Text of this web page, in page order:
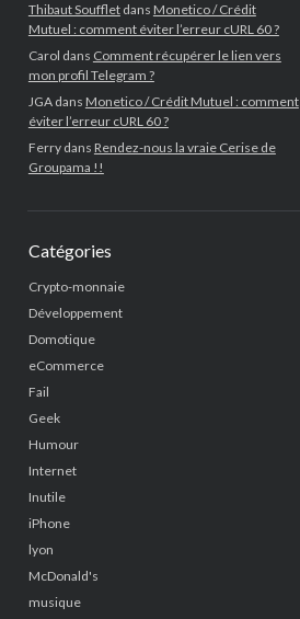
Thibaut Souffletdans Monetico / Crédit
Mutuel : comment éviter l’erreur cURL 60 ?
Carol dans Comment récupérer le lien vers
mon profil Telegram ?
JGAdans Monetico / Crédit Mutuel : comment
éviter l’erreur cURL 60 ?
Ferrydans Rendez-nous la vraie Cerise de
Groupama !!
Catégories
Crypto-monnaie
Développement
Domotique
eCommerce
Fail
Geek
Humour
Internet
Inutile
iPhone
lyon
McDonald's
musique